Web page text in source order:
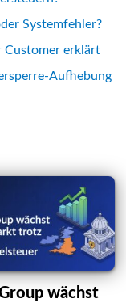
Systemfehler?
Customer erklärt
Aufhebung
wächst